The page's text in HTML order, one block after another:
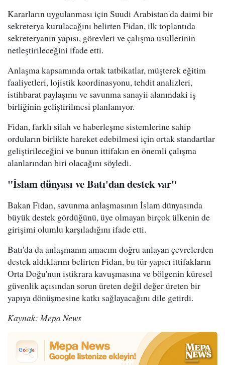
Kararların uygulanması için Suudi Arabistan'da daimi bir
sekreterya kurulacağını belirten Fidan, ilk toplantıda
sekreteryanın yapısı, görevleri ve çalışma usullerinin
netleştirileceğini ifade etti.
Anlaşma kapsamında ortak tatbikatlar, müşterek eğitim
faaliyetleri, lojistik koordinasyonu, tehdit analizleri,
istihbarat paylaşımı ve savunma sanayii alanındaki iş
birliğinin geliştirilmesi planlanıyor.
Fidan, farklı silah ve haberleşme sistemlerine sahip
orduların birlikte hareket edebilmesi için ortak standartlar
geliştirileceğini ve bunun ittifakın en önemli çalışma
alanlarından biri olacağını söyledi.
"İslam dünyası ve Batı'dan destek var"
Bakan Fidan, savunma anlaşmasının İslam dünyasında
büyük destek gördüğünü, üye olmayan birçok ülkenin de
girişimi olumlu karşıladığını ifade etti.
Batı'da da anlaşmanın amacını doğru anlayan çevrelerden
destek aldıklarını belirten Fidan, bu tür yapıcı ittifakların
Orta Doğu'nun istikrara kavuşmasına ve bölgenin küresel
güvenlik açısından sorun üreten değil değer üreten bir
yapıya dönüşmesine katkı sağlayacağını dile getirdi.
Kaynak: Mepa News